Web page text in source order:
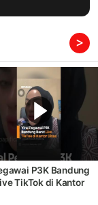
>
P3K Bandung
TikTok di Kantor